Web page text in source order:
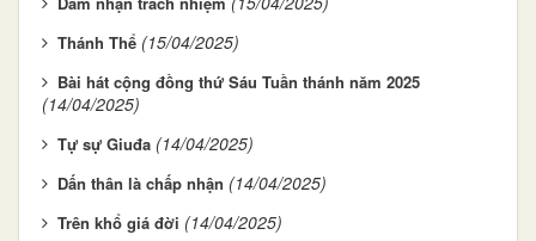
Thánh Thể (15/04/2025)
Bài hát cộng đồng thứ Sáu Tuần thánh năm 2025
(14/04/2025)
Tự sự Giuđa (14/04/2025)
Dấn thân là chấp nhận (14/04/2025)
Trên khổ giá đời (14/04/2025)